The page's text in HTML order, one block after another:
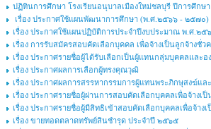
ปฏิทินการศึกษา โรงเรียนอนุบาลเมืองใหม่ชลบุรี ปีการศึกษา
เรื่อง ประกาศใช้แผนพัฒนาการศึกษา (พ.ศ.๒๕๖๖ - ๒๕๗๐)
เรื่อง ประกาศใช้แผนปฏิบัติการประจำปีงบประมาณ พ.ศ.๒๕
เรื่อง การรับสมัครสอบคัดเลือกบุคคล เพื่อจ้างเป็นลูกจ้างชั่
เรื่อง ประกาศรายชื่อผู้ได้รับเลือกเป็นผู้แทนกลุ่มบุคคลและอ
เรื่อง ประกาศผลการเลือกผู้ทรงคุณวุฒิ
เรื่อง ประกาศผลการสรรหากรรมการผู้แทนพระภิกษุสงฆ์แ
เรื่อง ประกาศรายชื่อผู้ผ่านการสอบคัดเลือกบุคคลเพื่อจ้างเ
เรื่อง ประกาศรายชื่อผู้มีสิทธิเข้าสอบคัดเลือกบุคคลเพื่อจ้าง
เรื่อง ขายทอดตลาดทรัพย์สินชำรุด ประจำปี ๒๕๖๕